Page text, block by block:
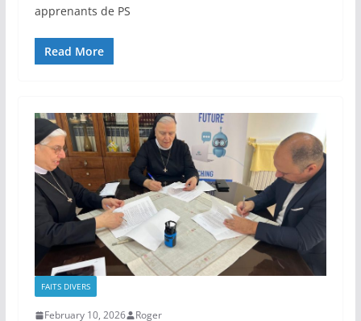
apprenants de PS
Read More
FAITS DIVERS
February 10, 2026 Roger